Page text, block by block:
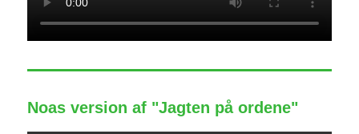
Noas version af "Jagten på ordene"